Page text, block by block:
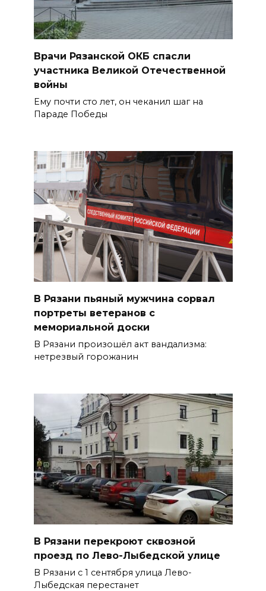
Врачи Рязанской ОКБ спасли
участника Великой Отечественной
войны
Ему почти сто лет, он чеканил шаг на
Параде Победы
В Рязани пьяный мужчина сорвал
портреты ветеранов с
мемориальной доски
В Рязани произошёл акт вандализма:
нетрезвый горожанин
В Рязани перекроют сквозной
проезд по Лево-Лыбедской улице
В Рязани с 1 сентября улица Лево-
Лыбедская перестанет